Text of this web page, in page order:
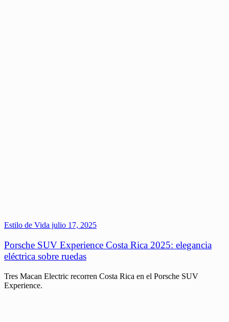
Estilo de Vida julio 17, 2025
Porsche SUV Experience Costa Rica 2025: elegancia
eléctrica sobre ruedas
Tres Macan Electric recorren Costa Rica en el Porsche SUV
Experience.